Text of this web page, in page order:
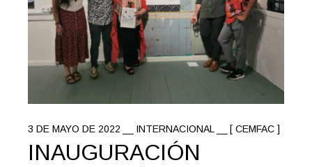
3 DE MAYO DE 2022 INTERNACIONAL [ CEMFAC ]
INAUGURACIÓN